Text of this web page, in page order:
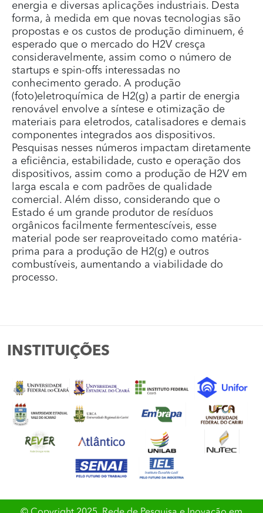
energia e diversas aplicações industriais. Desta
forma, à medida em que novas tecnologias são
propostas e os custos de produção diminuem, é
esperado que o mercado do H2V cresça
consideravelmente, assim como o número de
startups e spin-offs interessadas no
conhecimento gerado. A produção
(foto)eletroquímica de H2(g) a partir de energia
renovável envolve a síntese e otimização de
materiais para eletrodos, catalisadores e demais
componentes integrados aos dispositivos.
Pesquisas nesses números impactam diretamente
a eficiência, estabilidade, custo e operação dos
dispositivos, assim como a produção de H2V em
larga escala e com padrões de qualidade
comercial. Além disso, considerando que o
Estado é um grande produtor de resíduos
orgânicos facilmente fermentescíveis, esse
material pode ser reaproveitado como matéria-
prima para a produção de H2(g) e outros
combustíveis, aumentando a viabilidade do
processo.
INSTITUIÇÕES